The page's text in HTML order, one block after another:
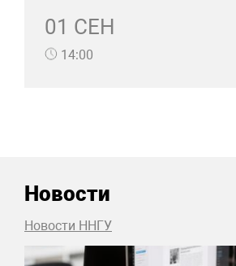
01 СЕН
14:00
Новости
Новости ННГУ